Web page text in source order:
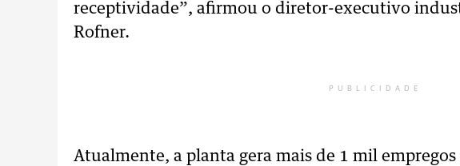
receptividade”, afirmou o diretor-executivo
Rofner.
PUBLICIDADE
Atualmente, a planta gera mais de 1 mil